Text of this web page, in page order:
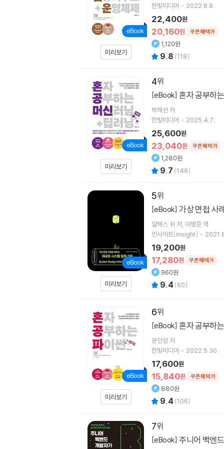
미리보기
한빛미디어 2022.8.8.
20,160원 쿠폰혜택가
22,400원
1,120원
9.8 (118)
4
미리보기
[eBook] 혼자 공부하
박해선 저
한빛미디어
2025.4.7.
23,040원 쿠폰혜택가
25,600원
1,280원
9.7 (148)
5
미리보기
[eBook] 가상 면접 사
알렉스 쉬 저 이병준 역
인사이트(insight)
17,280원 쿠폰혜택가
19,200원
960원
9.4 (60)
6
미리보기
[eBook] 혼자 공부하
윤인성 저
한빛미디어
2022.5.30.
15,840원 쿠폰혜택가
17,600원
880원
9.4 (106)
7
[eBook] 주니어 백엔